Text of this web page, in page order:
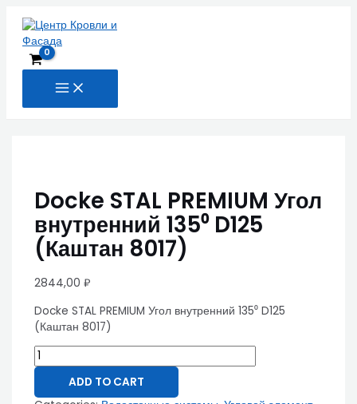
содержимому
Docke STAL PREMIUM Угол
внутренний 135⁰ D125
(Каштан 8017)
2844,00 ₽
Docke STAL PREMIUM Угол внутренний 135⁰ D125
(Каштан 8017)
STAL
PREMIUM
Угол
внутренний
ADD TO CART